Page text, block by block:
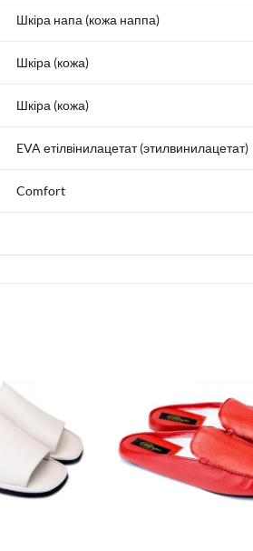
Шкіра напа (кожа наппа)
Шкіра (кожа)
Шкіра (кожа)
EVA етілвінилацетат (этилвинилацетат)
Comfort